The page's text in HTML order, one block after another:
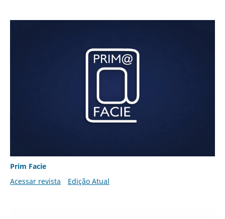
Prim Facie
Acessar revista
Edição Atual